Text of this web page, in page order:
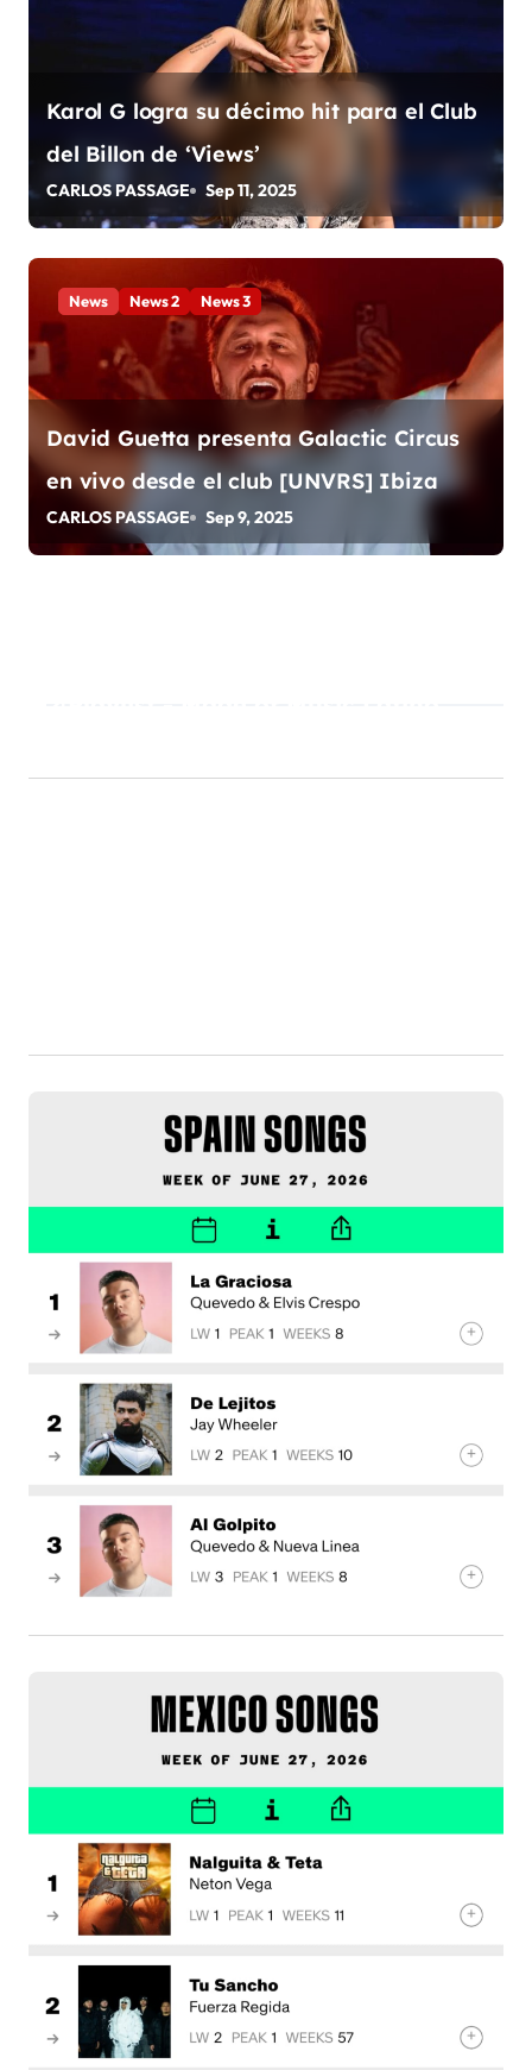
a
d
a
s
Karol G logra su décimo hit para el Club
del Billon de ‘Views’
CARLOS PASSAGE Sep 11, 2025
News News 2 News 3
David Guetta presenta Galactic Circus
en vivo desde el club [UNVRS] Ibiza
CARLOS PASSAGE Sep 9, 2025